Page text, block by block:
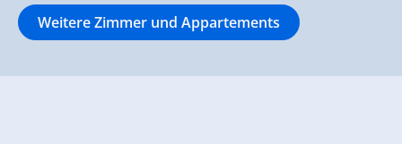
Weitere Zimmer und Appartements